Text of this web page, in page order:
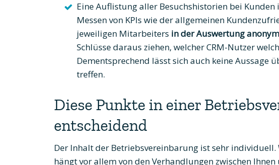
Eine Auflistung aller Besuchshistorien bei
Messen von KPIs wie der allgemeinen
jeweiligen Mitarbeiters in der Auswertung
Schlüsse daraus ziehen, welcher CRM-Nutzer
Dementsprechend lässt sich auch keine Aussage
treffen.
Diese Punkte in einer
entscheidend
Der Inhalt der Betriebsvereinbarung ist sehr
hängt vor allem von den Verhandlungen zwischen